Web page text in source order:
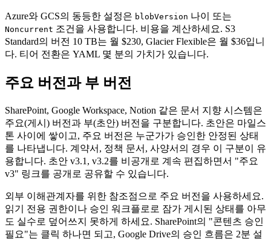
Azure와 GCS의 동등한 설정은 blobVersion 나이 또는
Noncurrent 조건을 사용합니다. 비용을 계산하세요. S3
Standard의 버전 10 TB는 월 $230, Glacier Flexible은 월 $36입니
다. 티어 전환은 YAML 몇 분의 가치가 있습니다.
주요 버전과 부 버전
SharePoint, Google Workspace, Notion 같은 문서 지향 시스템은
주요(게시) 버전과 부(초안) 버전을 구분합니다. 초안은 마일스
톤 사이에 쌓이고, 주요 버전은 누군가가 승인한 안정된 상태
를 나타냅니다. 계약서, 정책 문서, 사양서의 경우 이 구분이 유
용합니다. 초안 v3.1, v3.2를 비공개로 계속 편집하면서 "주요
v3" 링크를 공개로 공유할 수 있습니다.
외부 이해관계자를 위한 참조점으로 주요 버전을 사용하세요.
읽기 전용 권한이나 승인 워크플로로 잠가 게시된 상태를 아무
도 실수로 덮어쓰지 못하게 하세요. SharePoint의 "콘텐츠 승인
필요"는 클릭 하나면 되고, Google Drive의 승인 흐름은 2분 설